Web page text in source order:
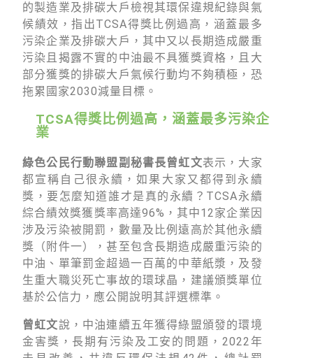
工作側記
出版及義賣品
參與綠盟
徵才資訊
活動行事曆
活動紀錄
教育推廣申請
加入志工
的製造業及排碳大戶檢視其環保違規紀錄與氣
候績效，指出TCSA得獎比例過高，涵蓋最多
污染企業及排碳大戶，其中又以長期造成嚴重
污染且揭露不實的中油最不具獲獎資格，且大
部分獲獎的排碳大戶氣候行動均不夠積極，恐
拖累國家2030減量目標。
TCSA得獎比例過高，涵蓋最多污染企
業
綠色公民行動聯盟副秘書長曾虹文表示，大家
都宣稱自己很永續，如果大家又都得到永續
獎，要怎麼知道誰才是真的永續？TCSA永續
綜合績效獎獲獎率高達96%，其中12家企業因
涉及污染被開罰，數量及比例遠高於其他永續
獎（附件一），甚至包含長期造成嚴重污染的
中油、單筆罰金超過一百萬的中華紙漿，及發
生重大職災死亡事故的環球晶，建議頒獎單位
基於公信力，應公開說明其評選標準。
曾虹文說，中油連續五年獲得綠盟頒發的環境
金害獎，長期有污染及工安的問題，2022年